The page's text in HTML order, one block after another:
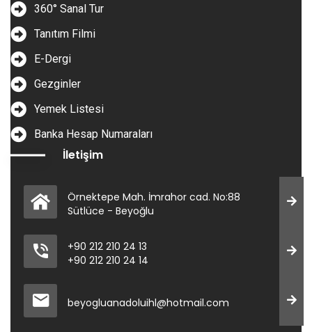
360° Sanal Tur
Tanıtım Filmi
E-Dergi
Gezginler
Yemek Listesi
Banka Hesap Numaraları
İletişim
Örnektepe Mah. İmrahor cad. No:88
Sütlüce - Beyoğlu
+90 212 210 24 13
+90 212 210 24 14
beyogluanadoluihl@hotmail.com